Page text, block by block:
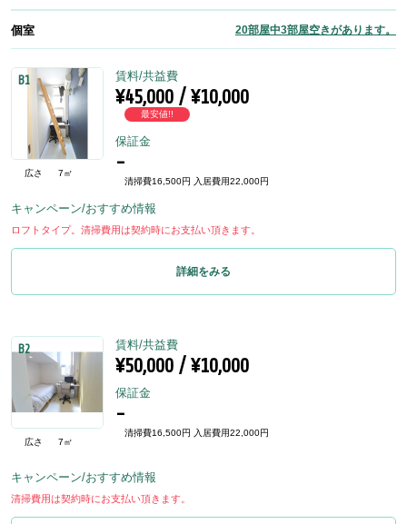
個室 20部屋中3部屋空きがあります。
B1
広さ 7㎡
賃料/共益費
¥45,000 / ¥10,000
最安値!!
保証金
-
清掃費16,500円 入居費用22,000円
キャンペーン/おすすめ情報
ロフトタイプ。清掃費用は契約時にお支払い頂きます。
詳細をみる
B2
広さ 7㎡
賃料/共益費
¥50,000 / ¥10,000
保証金
-
清掃費16,500円 入居費用22,000円
キャンペーン/おすすめ情報
清掃費用は契約時にお支払い頂きます。